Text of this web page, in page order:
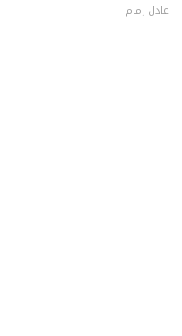
عادل إمام